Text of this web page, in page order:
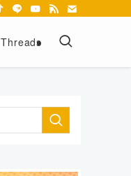
Threads